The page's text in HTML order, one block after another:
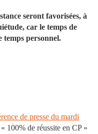
seront favorisées, à
car le temps de
temps personnel.
de presse du mardi
100% de réussite en CP »